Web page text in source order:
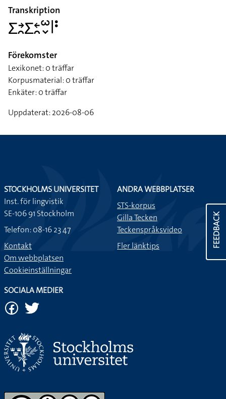
Transkription
􌤥􌥔􌥘􌤥􌥓􌥘􌥱􌦀􌥼􌥻
Förekomster
Lexikonet: 0 träffar
Korpusmaterial: 0 träffar
Enkäter: 0 träffar
Uppdaterat: 2026-08-06
FEEDBACK
STOCKHOLMS UNIVERSITET
Inst. för lingvistik
SE-106 91 Stockholm
Telefon: 08-16 23 47
Kontakt
Om webbplatsen
Cookieinställningar
ANDRA WEBBPLATSER
STS-korpus
Gilla Tecken
Teckenspråksvideo
Fler länktips
SOCIALA MEDIER